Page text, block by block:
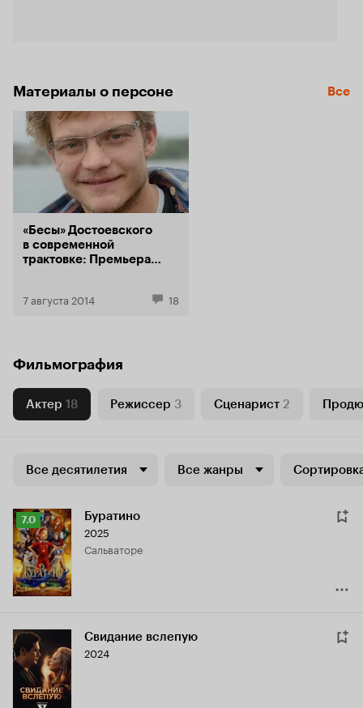
Материалы о персоне Все
«Бесы» Достоевского
в современной
трактовке: Премьера
7 августа 2014 18
Фильмография
Актер 18 Режиссер 3 Сценарист 2
Все десятилетия Все жанры
Рейтинг
Кинопоиска
7.0
7.0 Буратино
2025
Сальваторе
Свидание вслепую
2024